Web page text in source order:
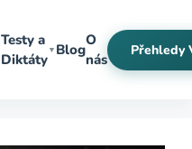
Testy a
Diktáty
▼ Blog
O
nás
Přehledy